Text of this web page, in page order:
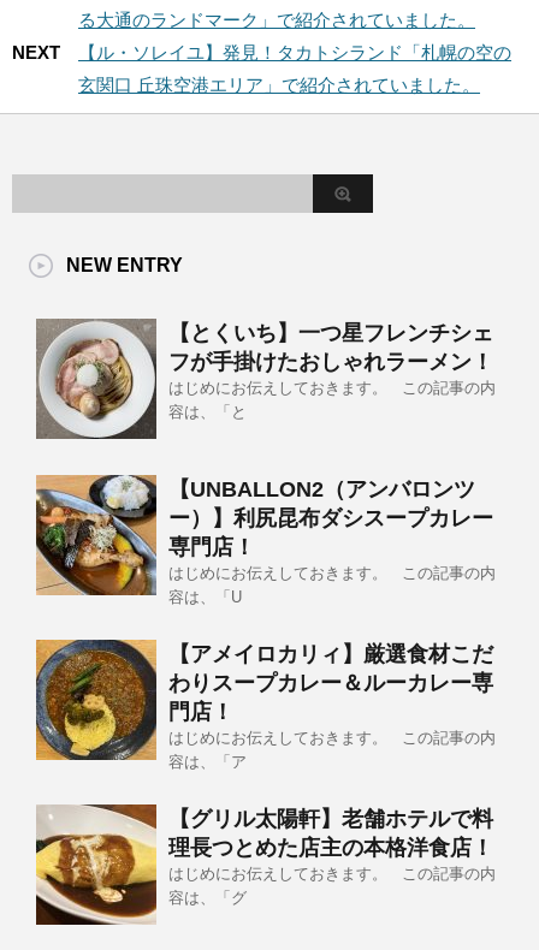
る大通のランドマーク」で紹介されていました。
NEXT
【ル・ソレイユ】発見！タカトシランド「札幌の空の
玄関口 丘珠空港エリア」で紹介されていました。
NEW ENTRY
【とくいち】一つ星フレンチシェ
フが手掛けたおしゃれラーメン！
はじめにお伝えしておきます。 この記事の内
容は、「と
【UNBALLON2（アンバロンツ
ー）】利尻昆布ダシスープカレー
専門店！
はじめにお伝えしておきます。 この記事の内
容は、「U
【アメイロカリィ】厳選食材こだ
わりスープカレー＆ルーカレー専
門店！
はじめにお伝えしておきます。 この記事の内
容は、「ア
【グリル太陽軒】老舗ホテルで料
理長つとめた店主の本格洋食店！
はじめにお伝えしておきます。 この記事の内
容は、「グ